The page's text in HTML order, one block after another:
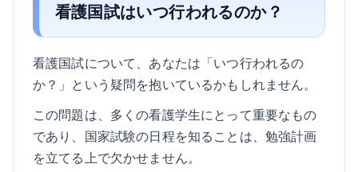
看護国試はいつ行われるのか？
看護国試について、あなたは「いつ行われるの
か？」という疑問を抱いているかもしれません。
この問題は、多くの看護学生にとって重要なもの
であり、国家試験の日程を知ることは、勉強計画
を立てる上で欠かせません。